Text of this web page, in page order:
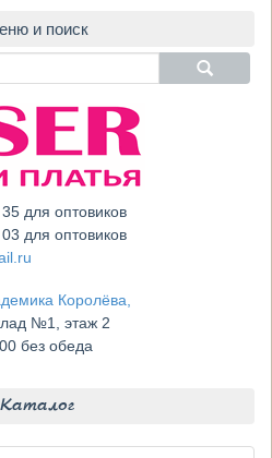
для оптовиков
для оптовиков
Королёва,
№1, этаж 2
без обеда
Каталог